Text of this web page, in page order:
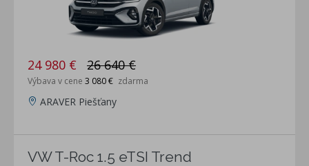
24 980 € 26 640 €
Výbava v cene 3 080 € zdarma
ARAVER Piešťany
VW T-Roc 1.5 eTSI Trend